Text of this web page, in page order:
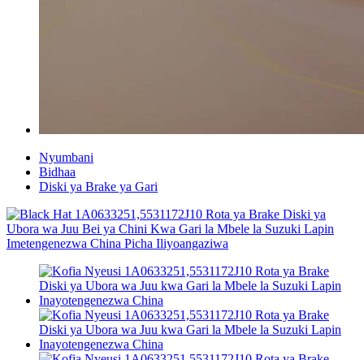
Nyumbani
Bidhaa
Diski ya Brake ya Gari